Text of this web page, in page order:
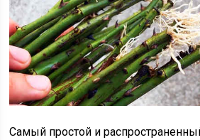
Самый простой и